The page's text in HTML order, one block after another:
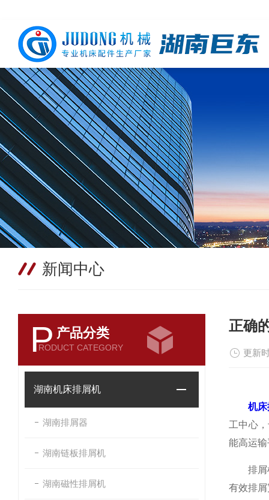
新闻中心
P 产品分类
RODUCT CATEGORY
湖南机床排屑机
湖南排屑器
湖南链板排屑机
湖南磁性排屑机
正确
更新
机
工中心
能高运
排屑机
有效排